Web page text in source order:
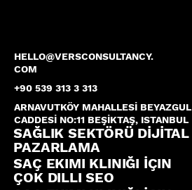
HELLO@VERSCONSULTANCY.
COM
+90 539 313 3 313
ARNAVUTKÖY MAHALLESİ BEYAZGUL
CADDESİ NO:11 BEŞİKTAŞ, ISTANBUL
SAĞLIK SEKTÖRÜ DİJİTAL
PAZARLAMA
SAÇ EKIMI KLINIĞI İÇIN
ÇOK DILLI SEO